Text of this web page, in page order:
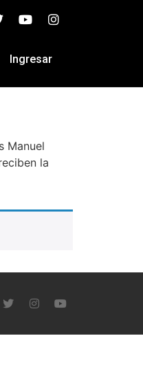
Ingresar
Manuel
la